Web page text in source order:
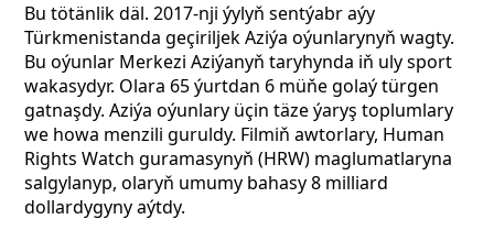
Bu tötänlik däl. 2017-nji ýylyň sentýabr aýy
Türkmenistanda geçiriljek Aziýa oýunlarynyň wagty.
Bu oýunlar Merkezi Aziýanyň taryhynda iň uly sport
wakasydyr. Olara 65 ýurtdan 6 müňe golaý türgen
gatnaşdy. Aziýa oýunlary üçin täze ýaryş toplumlary
we howa menzili guruldy. Filmiň awtorlary, Human
Rights Watch guramasynyň (HRW) maglumatlaryna
salgylanyp, olaryň umumy bahasy 8 milliard
dollardygyny aýtdy.